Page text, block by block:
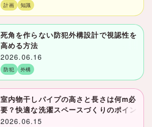
計画 知識
死角を作らない防犯外構設計で視認性を
高める方法
2026.06.16
防犯 外構
室内物干しパイプの高さと長さは何m必
要？快適な洗濯スペースづくりのポイン
ト
2026.06.15